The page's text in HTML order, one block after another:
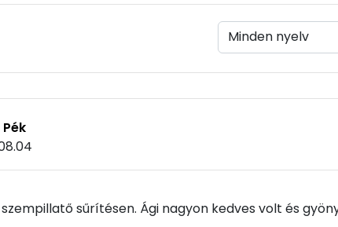
sűrítésen. Ági nagyon kedves volt és